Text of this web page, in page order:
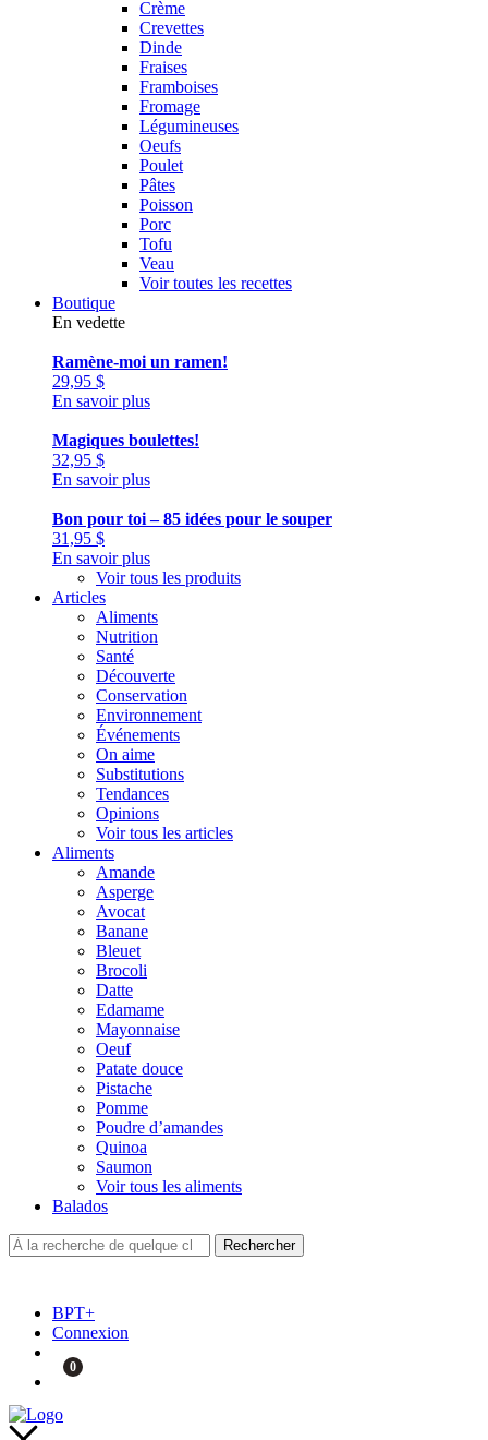
Crème
Crevettes
Dinde
Fraises
Framboises
Fromage
Légumineuses
Oeufs
Poulet
Pâtes
Poisson
Porc
Tofu
Veau
Voir toutes les recettes
Boutique
En vedette
Ramène-moi un ramen!
29,95 $
En savoir plus
Magiques boulettes!
32,95 $
En savoir plus
Bon pour toi – 85 idées pour le souper
31,95 $
En savoir plus
Voir tous les produits
Articles
Aliments
Nutrition
Santé
Découverte
Conservation
Environnement
Événements
On aime
Substitutions
Tendances
Opinions
Voir tous les articles
Aliments
Amande
Asperge
Avocat
Banane
Bleuet
Brocoli
Datte
Edamame
Mayonnaise
Oeuf
Patate douce
Pistache
Pomme
Poudre d’amandes
Quinoa
Saumon
Voir tous les aliments
Balados
BPT+
Connexion
0